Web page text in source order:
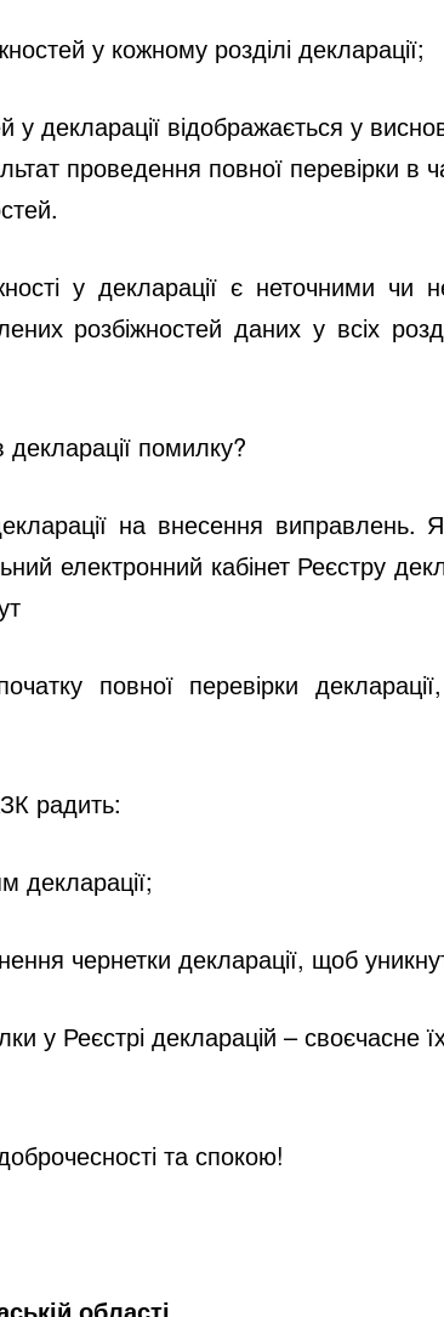
у кожному розділі декларації;
у декларації відображається у
проведення повної перевірки в
у декларації є неточними чи
розбіжностей даних у всіх
помилку?
на внесення виправлень.
електронний кабінет Реєстру
повної перевірки
радить:
декларації;
чернетки декларації, щоб
у Реєстрі декларацій – своєчасне
та спокою!
області